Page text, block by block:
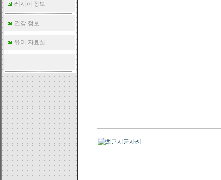
레시피 정보
건강 정보
유머 자료실